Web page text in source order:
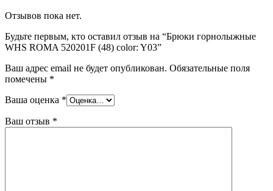
Отзывов пока нет.
Будьте первым, кто оставил отзыв на “Брюки горнолыжные
WHS ROMA 520201F (48) color: Y03”
Ваш адрес email не будет опубликован. Обязательные поля
помечены *
Ваша оценка *
Ваш отзыв *